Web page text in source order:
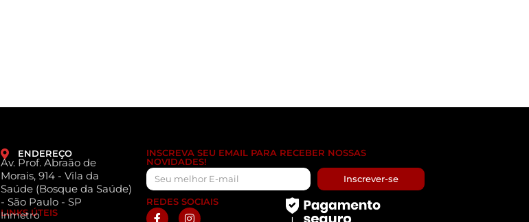
ENDEREÇO
Av. Prof. Abraão de
Morais, 914 - Vila da
Saúde (Bosque da Saúde)
- São Paulo - SP
LINKS ÚTEIS
Inmetro
INSCREVA SEU EMAIL PARA RECEBER NOSSAS
NOVIDADES!
Inscrever-se
REDES SOCIAIS